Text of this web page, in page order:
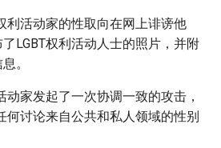
利活动家的性取向在网上诽谤他
LGBT权利活动人士的照片，并附
。
动家发起了一次协调一致的攻击，
何讨论来自公共和私人领域的性别